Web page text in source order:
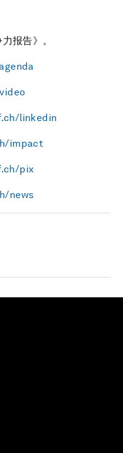
报告》。
linkedin
impact
pix
news